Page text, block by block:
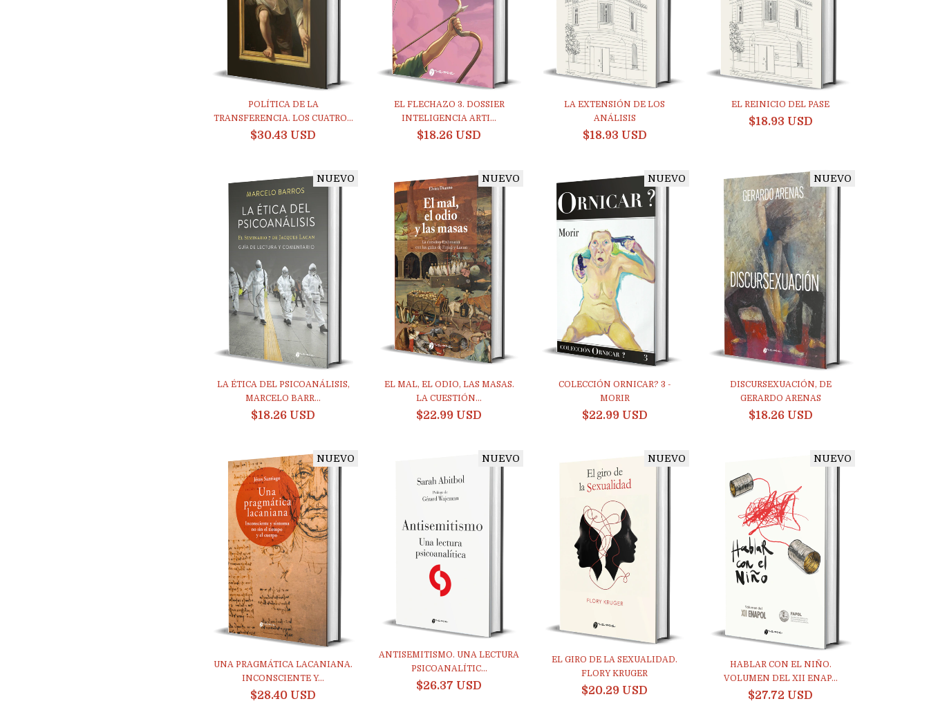
POLÍTICA DE LA
TRANSFERENCIA. LOS CUATRO...
$30.43 USD
EL FLECHAZO 3. DOSSIER
INTELIGENCIA ARTI...
$18.26 USD
LA EXTENSIÓN DE LOS
ANÁLISIS
$18.93 USD
EL REINICIO DEL PASE
$18.93 USD
NUEVO
LA ÉTICA DEL PSICOANÁLISIS,
MARCELO BARR...
$18.26 USD
NUEVO
EL MAL, EL ODIO, LAS MASAS.
LA CUESTIÓN...
$22.99 USD
NUEVO
COLECCIÓN ORNICAR? 3 -
MORIR
$22.99 USD
NUEVO
DISCURSEXUACIÓN, DE
GERARDO ARENAS
$18.26 USD
NUEVO
UNA PRAGMÁTICA LACANIANA.
INCONSCIENTE Y...
$28.40 USD
NUEVO
ANTISEMITISMO. UNA LECTURA
PSICOANALÍTIC...
$26.37 USD
NUEVO
EL GIRO DE LA SEXUALIDAD.
FLORY KRUGER
$20.29 USD
NUEVO
HABLAR CON EL NIÑO.
VOLUMEN DEL XII ENAP...
$27.72 USD